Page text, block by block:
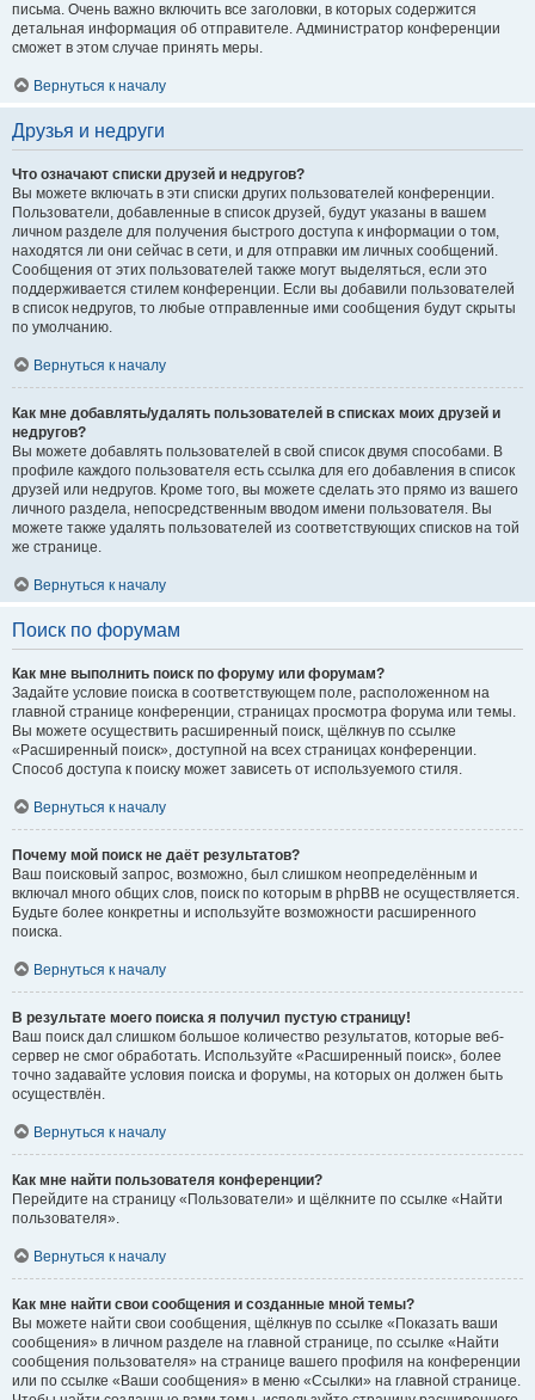
письма. Очень важно включить все заголовки, в которых содержится
детальная информация об отправителе. Администратор конференции
сможет в этом случае принять меры.
Вернуться к началу
Друзья и недруги
Что означают списки друзей и недругов?
Вы можете включать в эти списки других пользователей конференции.
Пользователи, добавленные в список друзей, будут указаны в вашем
личном разделе для получения быстрого доступа к информации о том,
находятся ли они сейчас в сети, и для отправки им личных сообщений.
Сообщения от этих пользователей также могут выделяться, если это
поддерживается стилем конференции. Если вы добавили пользователей
в список недругов, то любые отправленные ими сообщения будут скрыты
по умолчанию.
Вернуться к началу
Как мне добавлять/удалять пользователей в списках моих друзей и
недругов?
Вы можете добавлять пользователей в свой список двумя способами. В
профиле каждого пользователя есть ссылка для его добавления в список
друзей или недругов. Кроме того, вы можете сделать это прямо из вашего
личного раздела, непосредственным вводом имени пользователя. Вы
можете также удалять пользователей из соответствующих списков на той
же странице.
Вернуться к началу
Поиск по форумам
Как мне выполнить поиск по форуму или форумам?
Задайте условие поиска в соответствующем поле, расположенном на
главной странице конференции, страницах просмотра форума или темы.
Вы можете осуществить расширенный поиск, щёлкнув по ссылке
«Расширенный поиск», доступной на всех страницах конференции.
Способ доступа к поиску может зависеть от используемого стиля.
Вернуться к началу
Почему мой поиск не даёт результатов?
Ваш поисковый запрос, возможно, был слишком неопределённым и
включал много общих слов, поиск по которым в phpBB не осуществляется.
Будьте более конкретны и используйте возможности расширенного
поиска.
Вернуться к началу
В результате моего поиска я получил пустую страницу!
Ваш поиск дал слишком большое количество результатов, которые веб-
сервер не смог обработать. Используйте «Расширенный поиск», более
точно задавайте условия поиска и форумы, на которых он должен быть
осуществлён.
Вернуться к началу
Как мне найти пользователя конференции?
Перейдите на страницу «Пользователи» и щёлкните по ссылке «Найти
пользователя».
Вернуться к началу
Как мне найти свои сообщения и созданные мной темы?
Вы можете найти свои сообщения, щёлкнув по ссылке «Показать ваши
сообщения» в личном разделе на главной странице, по ссылке «Найти
сообщения пользователя» на странице вашего профиля на конференции
или по ссылке «Ваши сообщения» в меню «Ссылки» на главной странице.